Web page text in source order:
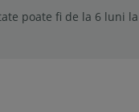
poate fi de la 6 luni la